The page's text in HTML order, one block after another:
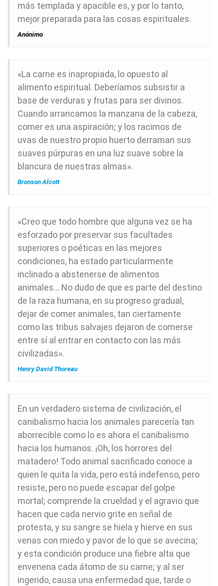
más templada y apacible es, y por lo tanto,
mejor preparada para las cosas espirituales.
Anónimo
«La carne es inapropiada, lo opuesto al
alimento espiritual. Deberíamos subsistir a
base de verduras y frutas para ser divinos.
Cuando arrancamos la manzana de la cabeza,
comer es una aspiración; y los racimos de
uvas de nuestro propio huerto derraman sus
suaves púrpuras en una luz suave sobre la
blancura de nuestras almas».
Bronson Alcott
«Creo que todo hombre que alguna vez se ha
esforzado por preservar sus facultades
superiores o poéticas en las mejores
condiciones, ha estado particularmente
inclinado a abstenerse de alimentos
animales… No dudo de que es parte del destino
de la raza humana, en su progreso gradual,
dejar de comer animales, tan ciertamente
como las tribus salvajes dejaron de comerse
entre sí al entrar en contacto con las más
civilizadas».
Henry David Thoreau
En un verdadero sistema de civilización, el
canibalismo hacia los animales parecería tan
aborrecible como lo es ahora el canibalismo
hacia los humanos. ¡Oh, los horrores del
matadero! Todo animal sacrificado conoce a
quien le quita la vida, pero está indefenso, pero
resiste, pero no puede escapar del golpe
mortal; comprende la crueldad y el agravio que
hacen que cada nervio grite en señal de
protesta, y su sangre se hiela y hierve en sus
venas con miedo y pavor de lo que se avecina;
y esta condición produce una fiebre alta que
envenena cada átomo de su carne; y al ser
ingerido, causa una enfermedad que, tarde o